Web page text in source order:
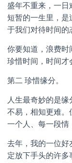
盛年不重来，一
短暂的一生里，是
于我们对待时间的
你要知道，浪费时
珍惜时间，时间才
第二 珍惜缘分。
人生最奇妙的是
不易，相知更难。
一个人、每一段情
去年，我的一位好
定放下手头的许